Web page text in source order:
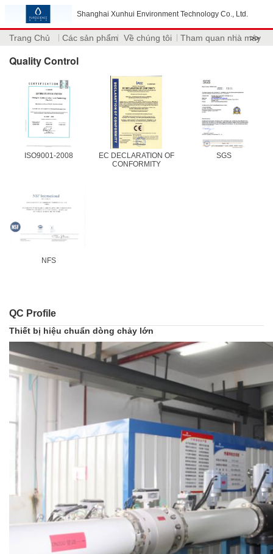
Shanghai Xunhui Environment Technology Co., Ltd.
Trang Chủ Các sản phẩm Về chúng tôi Tham quan nhà máy
>>
Quality Control
ISO9001-2008
EC DECLARATION OF
CONFORMITY
SGS
NFS
QC Profile
Thiết bị hiệu chuẩn dòng chảy lớn